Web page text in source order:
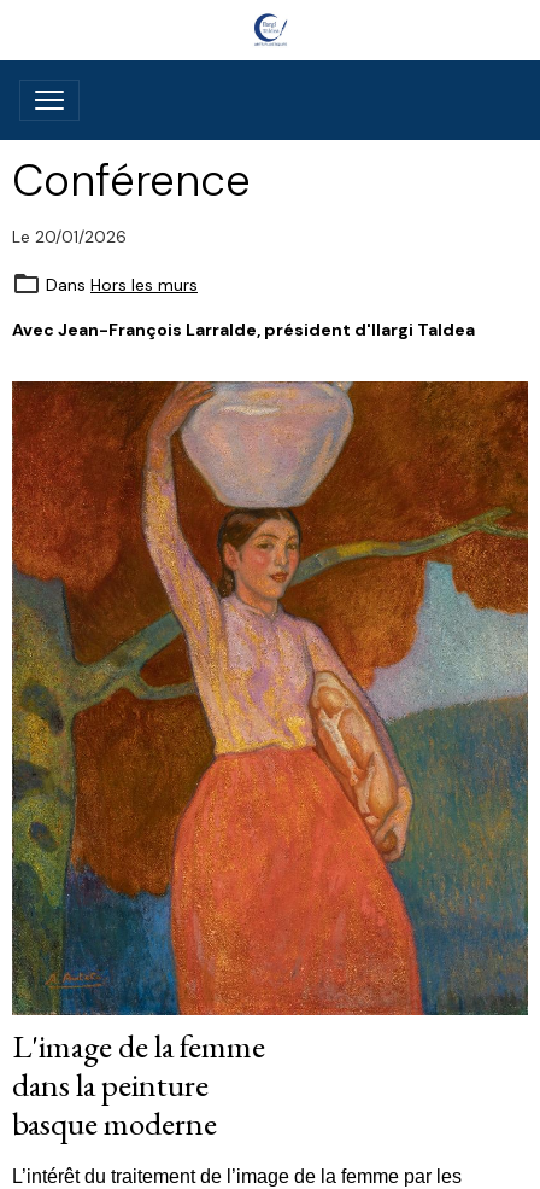
Conférence
Le 20/01/2026
Dans Hors les murs
Avec Jean-François Larralde, président d'Ilargi Taldea
L'image de la femme
dans la peinture
basque moderne
L’intérêt du traitement de l’image de la femme par les